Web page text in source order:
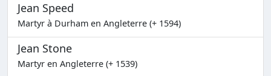
Jean Speed
Martyr à Durham en Angleterre (+ 1594)
Jean Stone
Martyr en Angleterre (+ 1539)